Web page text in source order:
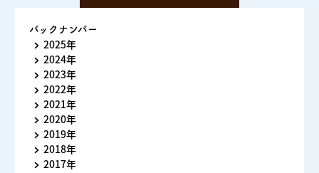
バックナンバー
2025年
2024年
2023年
2022年
2021年
2020年
2019年
2018年
2017年